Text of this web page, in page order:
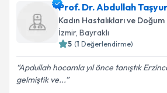
Dr. Nuray Özgeiçin randevu
Size bu uzmandan randevu
hazırlandığında e-posta ile
Prof. Dr. Abdullah
Kadın Hastalıkları ve Doğum
İzmir, Bayraklı
5 (1 Değerlendirme)
Apdullah hocamla yıl önce tanıştık
gelmiştik ve...